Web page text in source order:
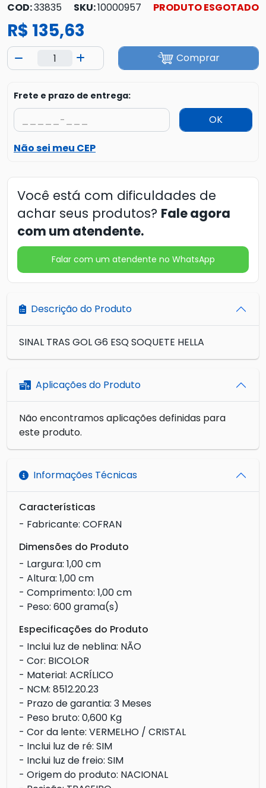
COD:33835 SKU:10000957 PRODUTO ESGOTADO
R$ 135,63
Comprar
Frete e prazo de entrega:
OK
Não sei meu CEP
Você está com dificuldades de
achar seus produtos? Fale agora
com um atendente.
Falar com um atendente no WhatsApp
Descrição do Produto
SINAL TRAS GOL G6 ESQ SOQUETE HELLA
Aplicações do Produto
Não encontramos aplicações definidas para
este produto.
Informações Técnicas
Características
- Fabricante: COFRAN
Dimensões do Produto
- Largura: 1,00 cm
- Altura: 1,00 cm
- Comprimento: 1,00 cm
- Peso: 600 grama(s)
Especificações do Produto
- Inclui luz de neblina: NÃO
- Cor: BICOLOR
- Material: ACRÍLICO
- NCM: 8512.20.23
- Prazo de garantia: 3 Meses
- Peso bruto: 0,600 Kg
- Cor da lente: VERMELHO / CRISTAL
- Inclui luz de ré: SIM
- Inclui luz de freio: SIM
- Origem do produto: NACIONAL